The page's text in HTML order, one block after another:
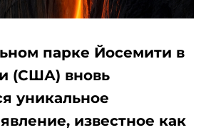
парке Йосемити в
(США) вновь
уникальное
известное как